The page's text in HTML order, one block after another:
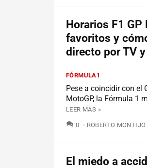
Horarios F1
favoritos y
directo por TV
FÓRMULA1
Pese a coincidir con el
MotoGP, la Fórmula 1
LEER MÁS »
0 COMENTARIOS
ROBERTO MONTIJO
El miedo a